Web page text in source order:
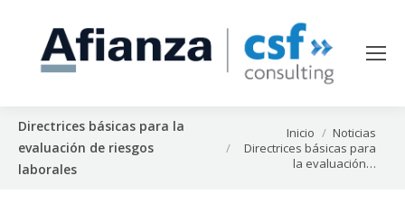
Directrices básicas para la
evaluación de riesgos
laborales
Inicio
Noticias
Directrices básicas para
la evaluación…